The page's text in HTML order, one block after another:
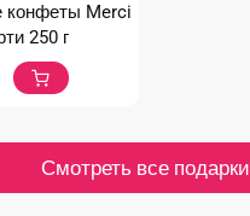
конфеты Merci
250 г
Смотреть все подарки